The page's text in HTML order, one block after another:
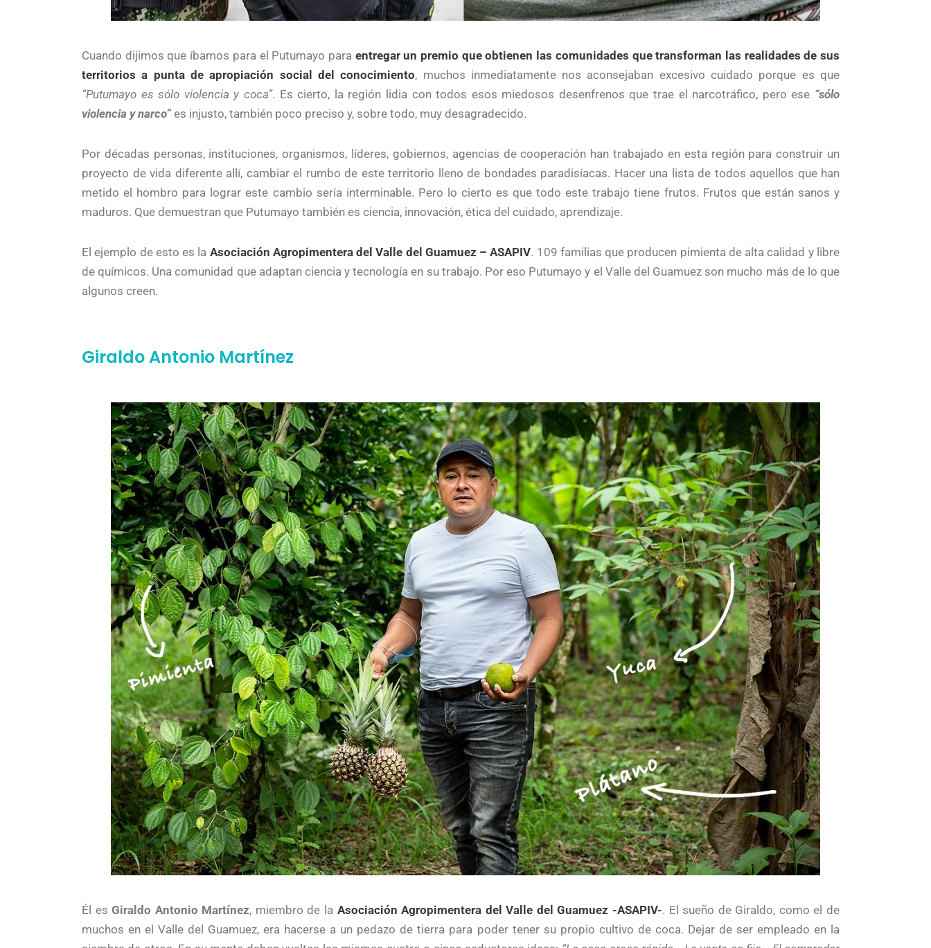
Cuando dijimos que íbamos para el Putumayo para entregar un premio que obtienen las comunidades que transforman las realidades de sus
territorios a punta de apropiación social del conocimiento, muchos inmediatamente nos aconsejaban excesivo cuidado porque es que
“Putumayo es sólo violencia y coca”. Es cierto, la región lidia con todos esos miedosos desenfrenos que trae el narcotráfico, pero ese “sólo
violencia y narco” es injusto, también poco preciso y, sobre todo, muy desagradecido.
Por décadas personas, instituciones, organismos, líderes, gobiernos, agencias de cooperación han trabajado en esta región para construir un
proyecto de vida diferente allí, cambiar el rumbo de este territorio lleno de bondades paradisíacas. Hacer una lista de todos aquellos que han
metido el hombro para lograr este cambio sería interminable. Pero lo cierto es que todo este trabajo tiene frutos. Frutos que están sanos y
maduros. Que demuestran que Putumayo también es ciencia, innovación, ética del cuidado, aprendizaje.
El ejemplo de esto es la Asociación Agropimentera del Valle del Guamuez – ASAPIV. 109 familias que producen pimienta de alta calidad y libre
de químicos. Una comunidad que adaptan ciencia y tecnología en su trabajo. Por eso Putumayo y el Valle del Guamuez son mucho más de lo que
algunos creen.
Giraldo Antonio Martínez
Él esGiraldo Antonio Martínez, miembro de la Asociación Agropimentera del Valle del Guamuez -ASAPIV-. El sueño de Giraldo, como el de
muchos en el Valle del Guamuez, era hacerse a un pedazo de tierra para poder tener su propio cultivo de coca. Dejar de ser empleado en la